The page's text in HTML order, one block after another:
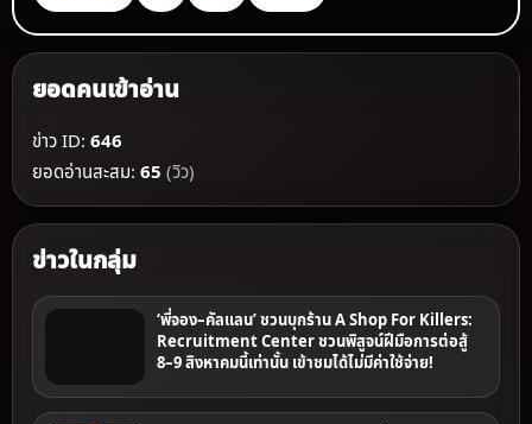
ยอดคนเข้าอ่าน
ข่าว ID: 646
ยอดอ่านสะสม: 65 (วิว)
ข่าวในกลุ่ม
‘พี่จอง–คัลแลน’ ชวนบุกร้าน A Shop For Killers:
Recruitment Center ชวนพิสูจน์ฝีมือการต่อสู้
8–9 สิงหาคมนี้เท่านั้น เข้าชมได้ไม่มีค่าใช้จ่าย!